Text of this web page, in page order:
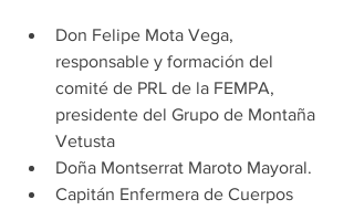
Don Felipe Mota Vega,
responsable y formación del
comité de PRL de la FEMPA,
presidente del Grupo de Montaña
Vetusta
Doña Montserrat Maroto Mayoral.
Capitán Enfermera de Cuerpos